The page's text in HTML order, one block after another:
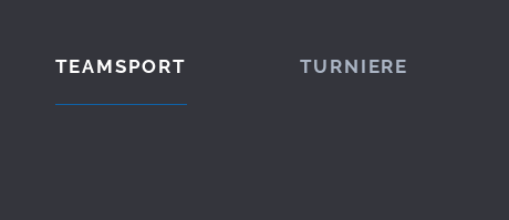
TEAMSPORT TURNIERE